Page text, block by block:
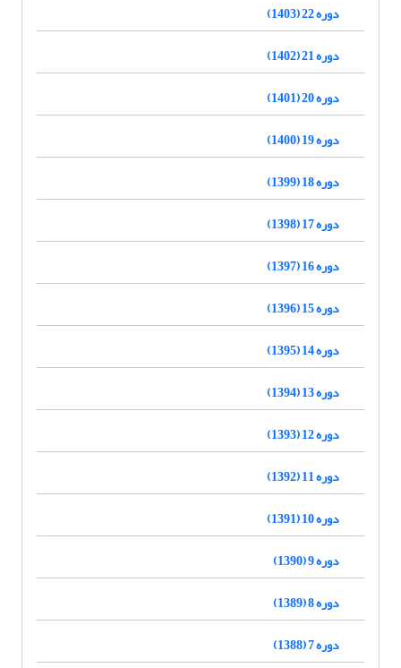
دوره 22 (1403)
دوره 21 (1402)
دوره 20 (1401)
دوره 19 (1400)
دوره 18 (1399)
دوره 17 (1398)
دوره 16 (1397)
دوره 15 (1396)
دوره 14 (1395)
دوره 13 (1394)
دوره 12 (1393)
دوره 11 (1392)
دوره 10 (1391)
دوره 9 (1390)
دوره 8 (1389)
دوره 7 (1388)